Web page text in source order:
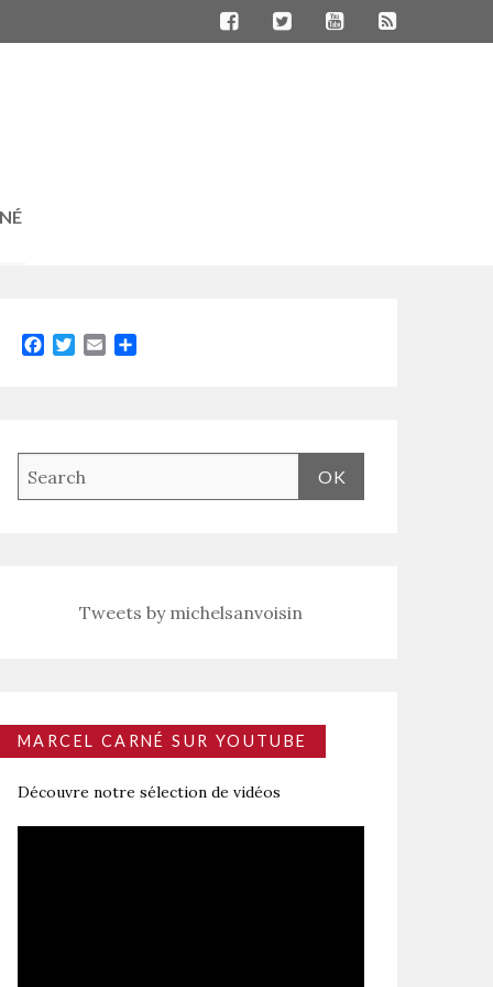
Facebook
Twitter
Email
Tweets by michelsanvoisin
MARCEL CARNÉ SUR YOUTUBE
Découvre notre sélection de vidéos